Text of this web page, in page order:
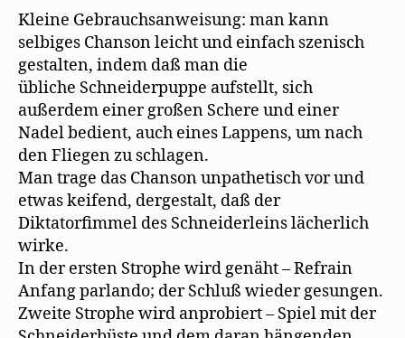
Kleine Gebrauchsanweisung: man kann
selbiges Chanson leicht und einfach szenisch
gestalten, indem daß man die
übliche Schneiderpuppe aufstellt, sich
außerdem einer großen Schere und einer
Nadel bedient, auch eines Lappens, um nach
den Fliegen zu schlagen.
Man trage das Chanson unpathetisch vor und
etwas keifend, dergestalt, daß der
Diktatorfimmel des Schneiderleins lächerlich
wirke.
In der ersten Strophe wird genäht – Refrain
Anfang parlando; der Schluß wieder gesungen.
Zweite Strophe wird anprobiert – Spiel mit der